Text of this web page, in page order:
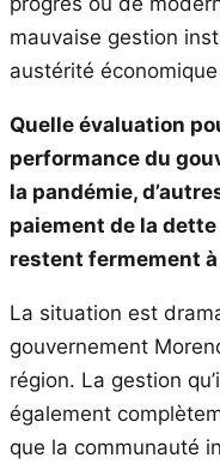
mauvaise gestion
austérité
Quelle évaluation
performance du
la pandémie,
paiement de la
restent fermement à
La situation est
gouvernement
région. La gestion
également
que la communauté